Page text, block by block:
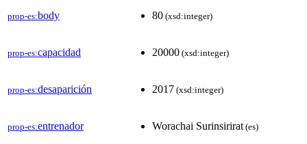
prop-es:body 80 (xsd:integer)
prop-es:capacidad 20000 (xsd:integer)
prop-es:desaparición 2017 (xsd:integer)
prop-es:entrenador Worachai Surinsirirat (es)